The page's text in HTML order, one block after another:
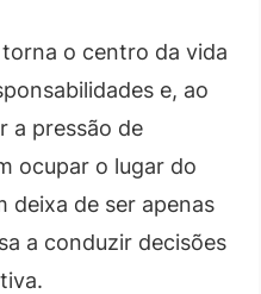
o centro da vida
e, ao
a pressão de
ocupar o lugar do
deixa de ser apenas
a conduzir decisões